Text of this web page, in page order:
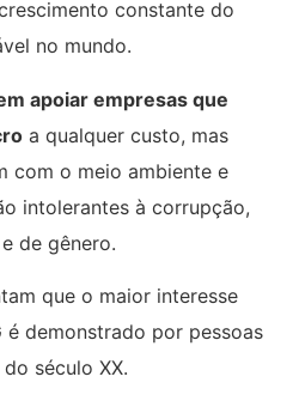
constante do
no mundo.
apoiar empresas que
a qualquer custo, mas
com o meio ambiente e
intolerantes à corrupção,
de gênero.
que o maior interesse
é demonstrado por pessoas
século XX.